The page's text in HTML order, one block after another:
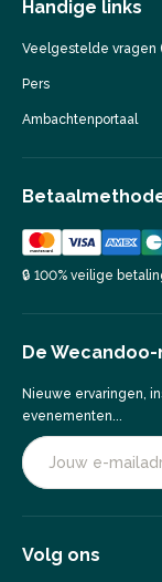
Handige links
Veelgestelde vragen
Pers
Ambachtenportaal
🔒 100% veilige
De
Nieuwe ervaringen,
evenementen...
Volg ons